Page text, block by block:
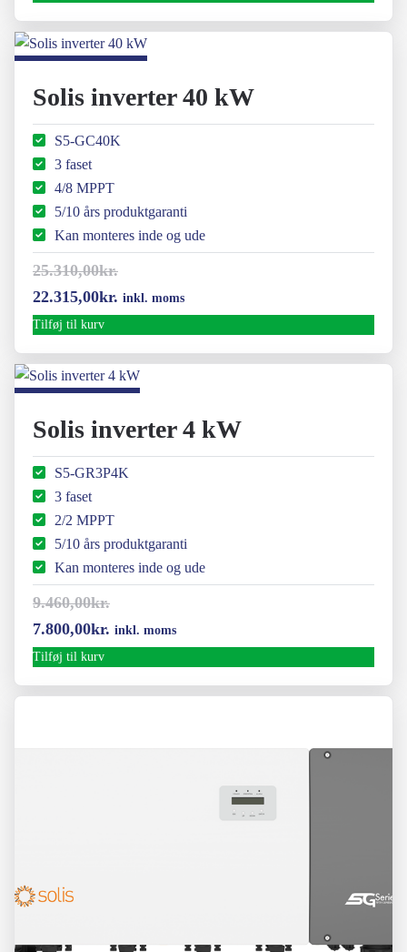
var:
er:
Solis inverter 40 kW
S5-GC40K
3 faset
4/8 MPPT
5/10 års produktgaranti
Kan monteres inde og ude
25.310,00kr.
Den
oprindelige
var:
22.315,00kr. Den
er:
inkl. moms
Tilføj til kurv
Solis inverter 4 kW
S5-GR3P4K
3 faset
2/2 MPPT
5/10 års produktgaranti
Kan monteres inde og ude
9.460,00kr.
Den
oprindelige
7.800,00kr. Den
inkl. moms
Tilføj til kurv